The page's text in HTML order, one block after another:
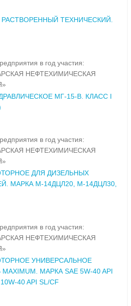
ТЕХНИЧЕСКИЙ.
в год участия:
НЕФТЕХИМИЧЕСКАЯ
МГ-15-В. КЛАСС I
в год участия:
НЕФТЕХИМИЧЕСКАЯ
ДЛЯ ДИЗЕЛЬНЫХ
МАРКА М-14ДЦЛ20, М-14ДЦЛ30,
в год участия:
НЕФТЕХИМИЧЕСКАЯ
УНИВЕРСАЛЬНОЕ
МАРКА SAE 5W-40 API
40 API SL/CF